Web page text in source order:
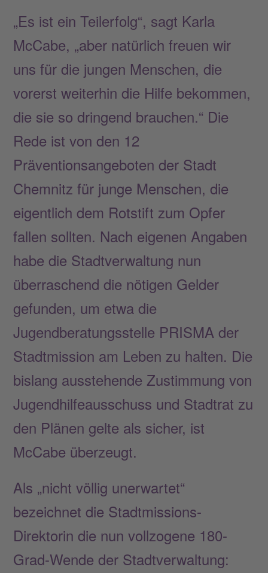
„Es ist ein Teilerfolg“, sagt Karla
McCabe, „aber natürlich freuen wir
uns für die jungen Menschen, die
vorerst weiterhin die Hilfe bekommen,
die sie so dringend brauchen.“ Die
Rede ist von den 12
Präventionsangeboten der Stadt
Chemnitz für junge Menschen, die
eigentlich dem Rotstift zum Opfer
fallen sollten. Nach eigenen Angaben
habe die Stadtverwaltung nun
überraschend die nötigen Gelder
gefunden, um etwa die
Jugendberatungsstelle PRISMA der
Stadtmission am Leben zu halten. Die
bislang ausstehende Zustimmung von
Jugendhilfeausschuss und Stadtrat zu
den Plänen gelte als sicher, ist
McCabe überzeugt.
Als „nicht völlig unerwartet“
bezeichnet die Stadtmissions-
Direktorin die nun vollzogene 180-
Grad-Wende der Stadtverwaltung: